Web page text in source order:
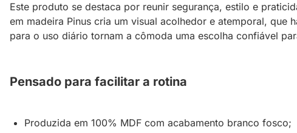
Este produto se destaca por reunir segurança, estilo e
em madeira Pinus cria um visual acolhedor e atemporal,
para o uso diário tornam a cômoda uma escolha confiável
Pensado para facilitar a rotina
Produzida em 100% MDF com acabamento branco fosco;